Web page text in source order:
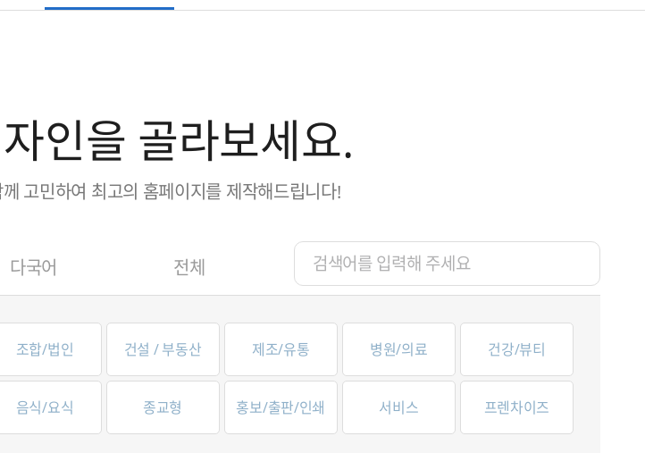
인을 골라보세요.
고민하여 최고의 홈페이지를 제작해드립니다!
다국어 전체
조합/법인 건설 / 부동산 제조/유통 병원/의료 건강/뷰티
음식/요식 종교형 홍보/출판/인쇄 서비스 프렌차이즈